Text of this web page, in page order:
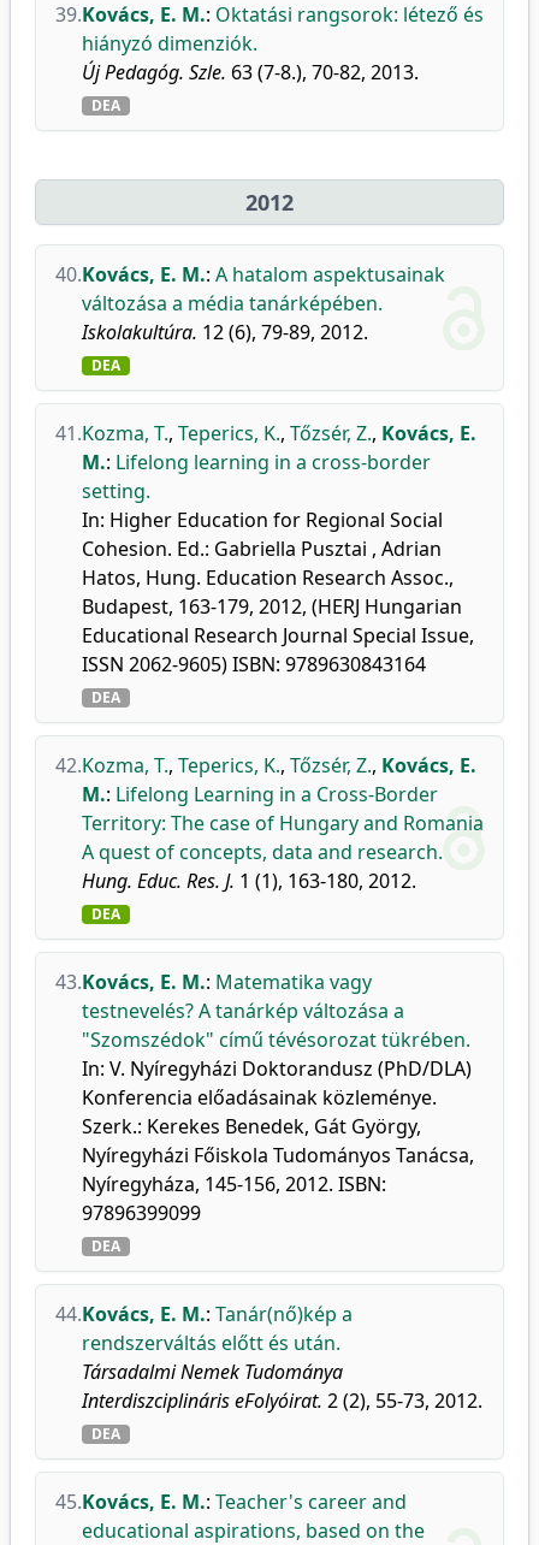
39.Kovács, E. M.: Oktatási rangsorok: létező és
hiányzó dimenziók.
Új Pedagóg. Szle. 63 (7-8.), 70-82, 2013.
DEA
2012
40.Kovács, E. M.: A hatalom aspektusainak
változása a média tanárképében.
Iskolakultúra. 12 (6), 79-89, 2012.
DEA
41.Kozma, T., Teperics, K., Tőzsér, Z., Kovács, E.
M.: Lifelong learning in a cross-border
setting.
In: Higher Education for Regional Social
Cohesion. Ed.: Gabriella Pusztai , Adrian
Hatos, Hung. Education Research Assoc.,
Budapest, 163-179, 2012, (HERJ Hungarian
Educational Research Journal Special Issue,
ISSN 2062-9605) ISBN: 9789630843164
DEA
42.Kozma, T., Teperics, K., Tőzsér, Z., Kovács, E.
M.: Lifelong Learning in a Cross-Border
Territory: The case of Hungary and Romania
A quest of concepts, data and research.
Hung. Educ. Res. J. 1 (1), 163-180, 2012.
DEA
43.Kovács, E. M.: Matematika vagy
testnevelés? A tanárkép változása a
"Szomszédok" című tévésorozat tükrében.
In: V. Nyíregyházi Doktorandusz (PhD/DLA)
Konferencia előadásainak közleménye.
Szerk.: Kerekes Benedek, Gát György,
Nyíregyházi Főiskola Tudományos Tanácsa,
Nyíregyháza, 145-156, 2012. ISBN:
97896399099
DEA
44.Kovács, E. M.: Tanár(nő)kép a
rendszerváltás előtt és után.
Társadalmi Nemek Tudománya
Interdiszciplináris eFolyóirat. 2 (2), 55-73, 2012.
DEA
45.Kovács, E. M.: Teacher's career and
educational aspirations, based on the